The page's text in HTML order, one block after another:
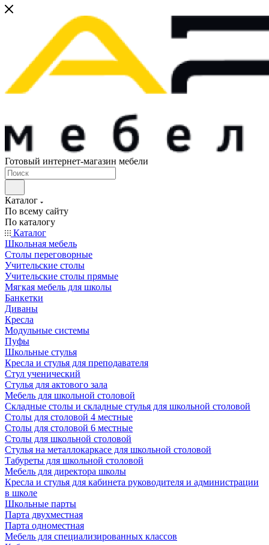
Готовый интернет-магазин мебели
Каталог
По всему сайту
По каталогу
Каталог
Школьная мебель
Столы переговорные
Учительские столы
Учительские столы прямые
Мягкая мебель для школы
Банкетки
Диваны
Кресла
Модульные системы
Пуфы
Школьные стулья
Кресла и стулья для преподавателя
Стул ученический
Стулья для актового зала
Мебель для школьной столовой
Складные столы и складные стулья для школьной столовой
Столы для столовой 4 местные
Столы для столовой 6 местные
Столы для школьной столовой
Стулья на металлокаркасе для школьной столовой
Табуреты для школьной столовой
Мебель для директора школы
Кресла и стулья для кабинета руководителя и администрации
в школе
Школьные парты
Парта двухместная
Парта одноместная
Мебель для специализированных классов